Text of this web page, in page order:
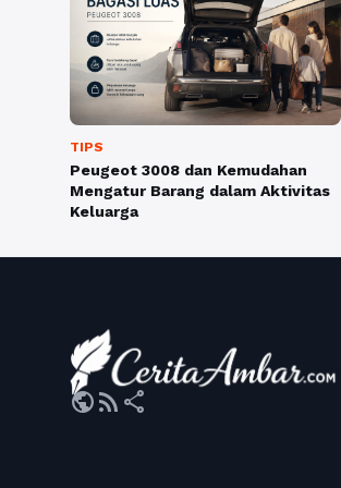
TIPS
Peugeot 3008 dan Kemudahan
Mengatur Barang dalam Aktivitas
Keluarga
publicrss_feed share